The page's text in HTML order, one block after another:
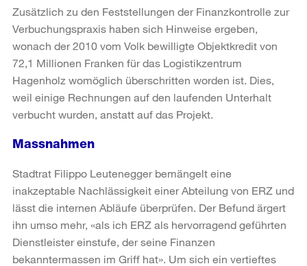
Zusätzlich zu den Feststellungen der Finanzkontrolle zur
Verbuchungspraxis haben sich Hinweise ergeben,
wonach der 2010 vom Volk bewilligte Objektkredit von
72,1 Millionen Franken für das Logistikzentrum
Hagenholz womöglich überschritten worden ist. Dies,
weil einige Rechnungen auf den laufenden Unterhalt
verbucht wurden, anstatt auf das Projekt.
Massnahmen
Stadtrat Filippo Leutenegger bemängelt eine
inakzeptable Nachlässigkeit einer Abteilung von ERZ und
lässt die internen Abläufe überprüfen. Der Befund ärgert
ihn umso mehr, «als ich ERZ als hervorragend geführten
Dienstleister einstufe, der seine Finanzen
bekanntermassen im Griff hat». Um sich ein vertieftes